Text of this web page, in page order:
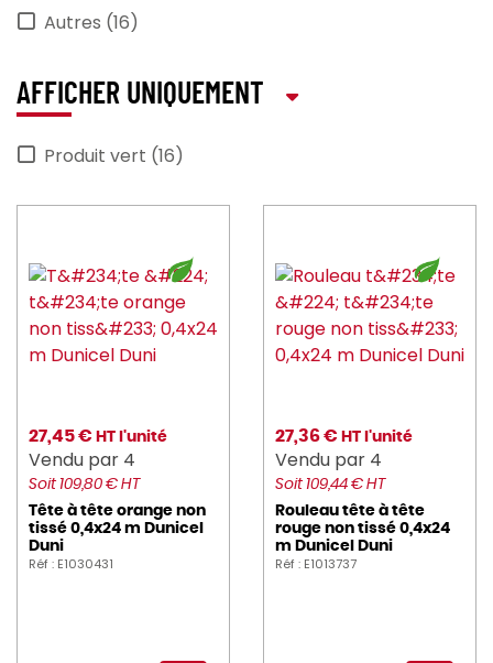
Autres (16)
AFFICHER UNIQUEMENT
Produit vert (16)
27,45 € HT l'unité
Vendu par 4
Soit 109,80 € HT
Tête à tête orange non
tissé 0,4x24 m Dunicel
Duni
Réf : E1030431
27,36 € HT l'unité
Vendu par 4
Soit 109,44 € HT
Rouleau tête à tête
rouge non tissé 0,4x24
m Dunicel Duni
Réf : E1013737